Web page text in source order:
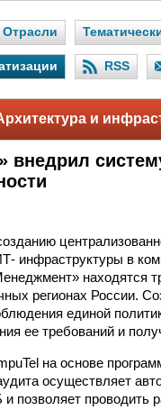
Отрасли
RSS
и
внедрил
инфраструктуры в
находятся
регионах России.
единой
ее требований и
на основе
осуществляет
и позволяет